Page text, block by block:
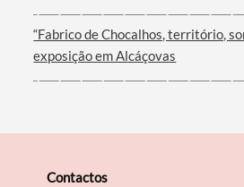
“Fabrico de Chocalhos, território,
exposição em Alcáçovas
Contactos